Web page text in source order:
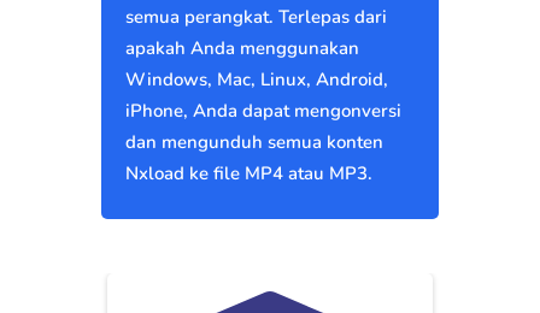
semua perangkat. Terlepas dari
apakah Anda menggunakan
Windows, Mac, Linux, Android,
iPhone, Anda dapat mengonversi
dan mengunduh semua konten
Nxload ke file MP4 atau MP3.